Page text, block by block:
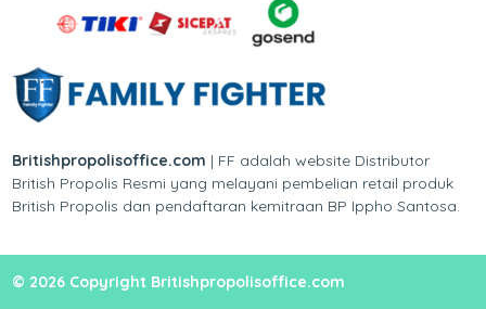
Britishpropolisoffice.com | FF adalah website Distributor
British Propolis Resmi yang melayani pembelian retail produk
British Propolis dan pendaftaran kemitraan BP Ippho Santosa.
© 2026 Copyright Britishpropolisoffice.com